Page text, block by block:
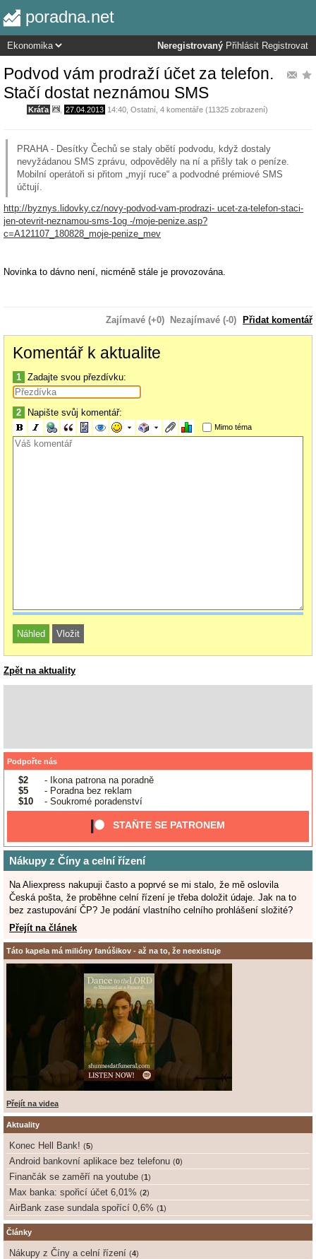
poradna.net
Neregistrovaný Přihlásit Registrovat
Podvod vám prodraží účet za telefon.
Stačí dostat neznámou SMS
Kráťa 27.04.2013 14:40 Ostatní , 4 komentáře (11325 zobrazení)
PRAHA - Desítky Čechů se staly obětí podvodu, když dostaly
nevyžádanou SMS zprávu, odpověděly na ní a přišly tak o peníze.
Mobilní operátoři si přitom „myjí ruce“ a podvodné prémiové SMS
účtují.
http://byznys.lidovky.cz/novy-podvod-vam-prodrazi- ucet-za-telefon-staci-
jen-otevrit-neznamou-sms-1og -/moje-penize.asp?
c=A121107_180828_moje-penize_mev
Novinka to dávno není, nicméně stále je provozována.
Zajímavé (+0) Nezajímavé (-0) Přidat komentář
Komentář k aktualite
1 Zadajte svou přezdívku:
2 Napište svůj komentář:
Mimo téma
Zpět na aktuality
Podpořte nás
$2
- Ikona patrona na poradně
$5
- Poradna bez reklam
$10
- Soukromé poradenství
STAŇTE SE PATRONEM
Nákupy z Číny a celní řízení
Na Aliexpress nakupuji často a poprvé se mi stalo, že mě oslovila
Česká pošta, že proběhne celní řízení je třeba doložit údaje. Jak na to
bez zastupování ČP? Je podání vlastního celního prohlášení složité?
Přejít na článek
Táto kapela má milióny fanúšikov - až na to, že neexistuje
Přejít na videa
Aktuality
Konec Hell Bank! (5)
Android bankovní aplikace bez telefonu (0)
Finančák se zaměří na youtube (1)
Max banka: spořicí účet 6,01% (2)
AirBank zase sundala spořící 0,6% (1)
Články
Nákupy z Číny a celní řízení (4)